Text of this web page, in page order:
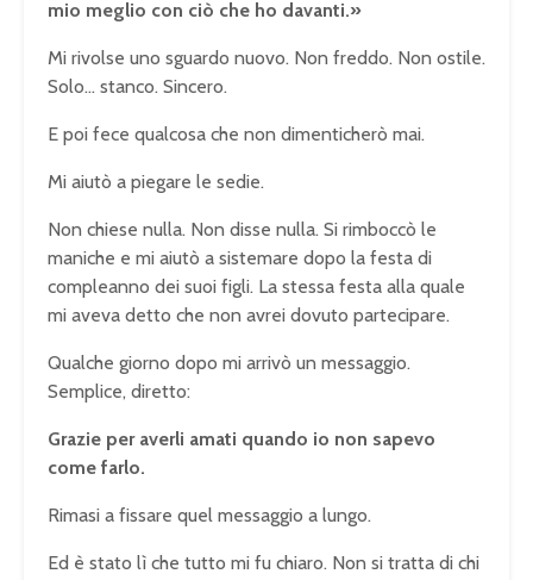
mio meglio con ciò che ho davanti.»
Mi rivolse uno sguardo nuovo. Non freddo. Non ostile.
Solo… stanco. Sincero.
E poi fece qualcosa che non dimenticherò mai.
Mi aiutò a piegare le sedie.
Non chiese nulla. Non disse nulla. Si rimboccò le
maniche e mi aiutò a sistemare dopo la festa di
compleanno dei suoi figli. La stessa festa alla quale
mi aveva detto che non avrei dovuto partecipare.
Qualche giorno dopo mi arrivò un messaggio.
Semplice, diretto:
Grazie per averli amati quando io non sapevo
come farlo.
Rimasi a fissare quel messaggio a lungo.
Ed è stato lì che tutto mi fu chiaro. Non si tratta di chi